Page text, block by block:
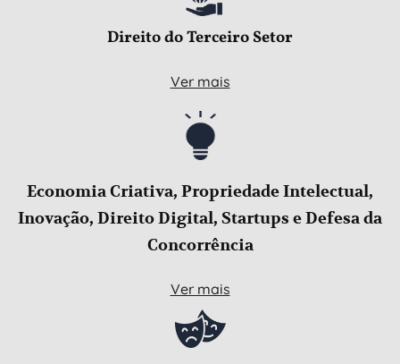
Direito do Terceiro Setor
Ver mais
Economia Criativa, Propriedade Intelectual,
Inovação, Direito Digital, Startups e Defesa da
Concorrência
Ver mais